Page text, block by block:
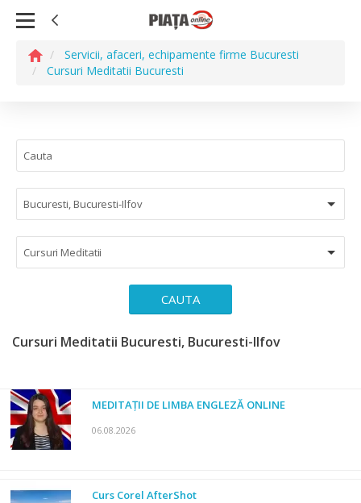
Servicii, afaceri, echipamente firme Bucuresti
Cursuri Meditatii Bucuresti
Bucuresti, Bucuresti-Ilfov
Cursuri Meditatii
CAUTA
Cursuri Meditatii Bucuresti, Bucuresti-Ilfov
MEDITAȚII DE LIMBA ENGLEZĂ ONLINE
06.08.2026
Curs Corel AfterShot